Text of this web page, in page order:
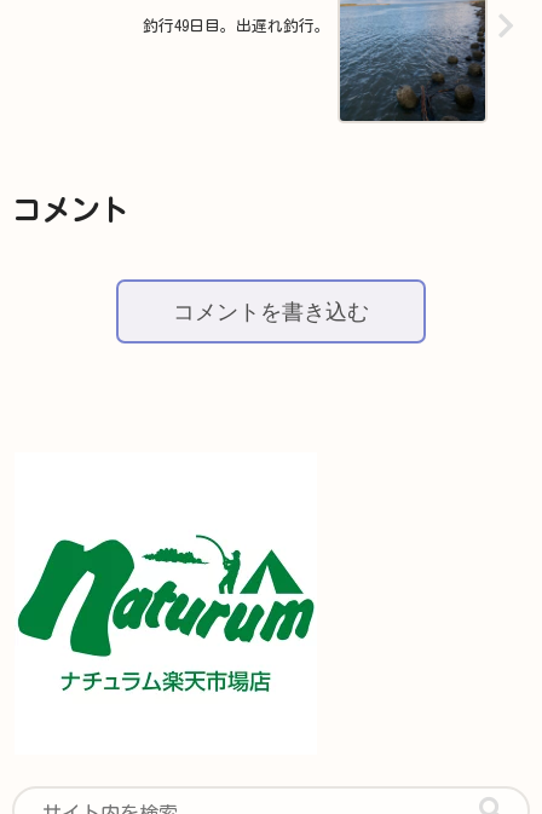
釣行49日目。出遅れ釣行。
コメント
コメントを書き込む